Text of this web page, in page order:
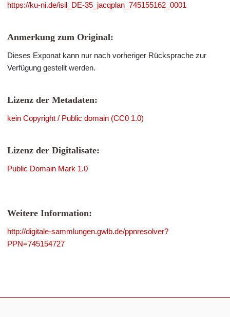
https://ku-ni.de/isil_DE-35_jacqplan_745155162_0001
Anmerkung zum Original:
Dieses Exponat kann nur nach vorheriger Rücksprache zur
Verfügung gestellt werden.
Lizenz der Metadaten:
kein Copyright / Public domain (CC0 1.0)
Lizenz der Digitalisate:
Public Domain Mark 1.0
Weitere Information:
http://digitale-sammlungen.gwlb.de/ppnresolver?
PPN=745154727